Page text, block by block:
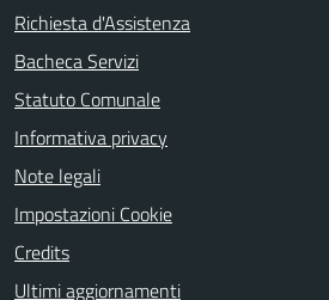
Richiesta d'Assistenza
Bacheca Servizi
Statuto Comunale
Informativa privacy
Note legali
Impostazioni Cookie
Credits
Ultimi aggiornamenti